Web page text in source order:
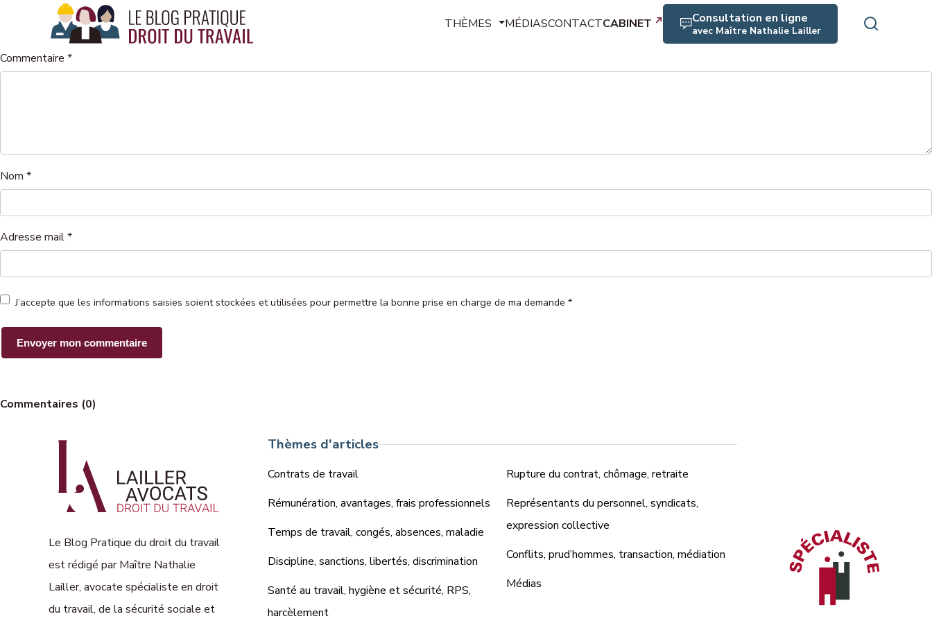
Panneau de gestion des cookies
THÈMES
Contrats de travail
Santé au travail, hygiène et sécurité, RPS, harcèlement
Représentants du personnel, syndicats, expression collective
MÉDIASCONTACTCABINET Consultation en ligne
avec Maître Nathalie Lailler
Commentaire *
Nom *
Adresse mail*
J’accepte que les informations saisies soient stockées et utilisées pour permettre la bonne prise en charge de ma demande *
Commentaires (0)
Le Blog Pratique du droit du travail
est rédigé par Maître Nathalie
Lailler, avocate spécialiste en droit
du travail, de la sécurité sociale et
Thèmes d'articles
Contrats de travail
Rémunération, avantages, frais professionnels
Temps de travail, congés, absences, maladie
Discipline, sanctions, libertés, discrimination
Santé au travail, hygiène et sécurité, RPS,
harcèlement
Rupture du contrat, chômage, retraite
Représentants du personnel, syndicats,
expression collective
Conflits, prud’hommes, transaction, médiation
Médias